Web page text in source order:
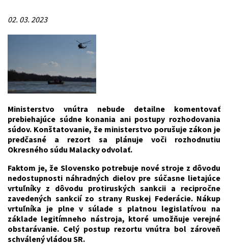
02. 03. 2023
Ministerstvo vnútra nebude detailne komentovať
prebiehajúce súdne konania ani postupy rozhodovania
súdov. Konštatovanie, že ministerstvo porušuje zákon je
predčasné a rezort sa plánuje voči rozhodnutiu
Okresného súdu Malacky odvolať.
Faktom je, že Slovensko potrebuje nové stroje z dôvodu
nedostupnosti náhradných dielov pre súčasne lietajúce
vrtuľníky z dôvodu protiruských sankcii a recipročne
zavedených sankcií zo strany Ruskej Federácie. Nákup
vrtuľníka je plne v súlade s platnou legislatívou na
základe legitímneho nástroja, ktoré umožňuje verejné
obstarávanie. Celý postup rezortu vnútra bol zároveň
schválený vládou SR.